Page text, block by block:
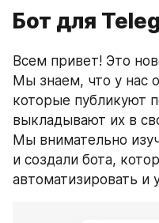
Бот для
Всем привет! Это
Мы знаем, что у нас
которые публикуют
выкладывают их в
Мы внимательно
и создали бота,
автоматизировать и